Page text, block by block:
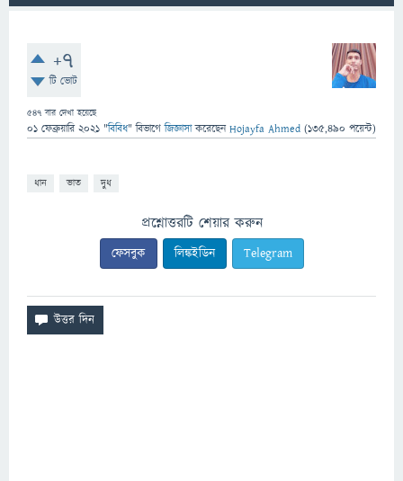
+7
টি ভোট
547 বার দেখা হয়েছে
01 ফেব্রুয়ারি 2021 "বিবিধ" বিভাগে জিজ্ঞাসাকরেছেনHojayfa Ahmed (135,490 পয়েন্ট)
ধান ভাত দুধ
প্রশ্নোত্তরটি শেয়ার করুন
ফেসবুক লিঙ্কইডিন Telegram